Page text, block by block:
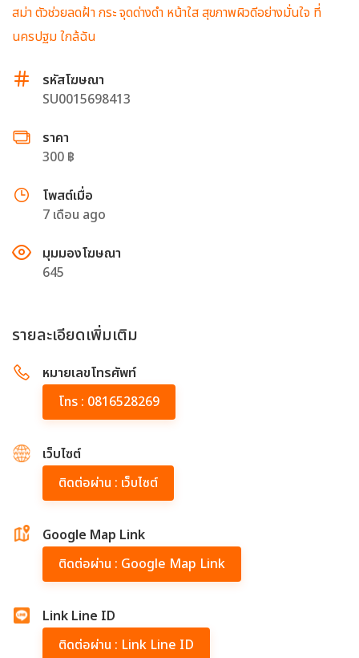
สม่า ตัวช่วยลดฝ้า กระ จุดด่างดำ หน้าใส สุขภาพผิวดีอย่างมั่นใจ ที่
นครปฐม ใกล้ฉัน
รหัสโฆษณา
SU0015698413
ราคา
300 ฿
โพสต์เมื่อ
7 เดือน ago
มุมมองโฆษณา
645
รายละเอียดเพิ่มเติม
หมายเลขโทรศัพท์
โทร : 0816528269
เว็บไซต์
ติดต่อผ่าน : เว็บไซต์
Google Map Link
ติดต่อผ่าน : Google Map Link
Link Line ID
ติดต่อผ่าน : Link Line ID